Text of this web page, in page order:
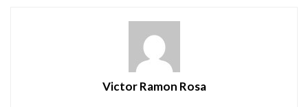
Victor Ramon Rosa